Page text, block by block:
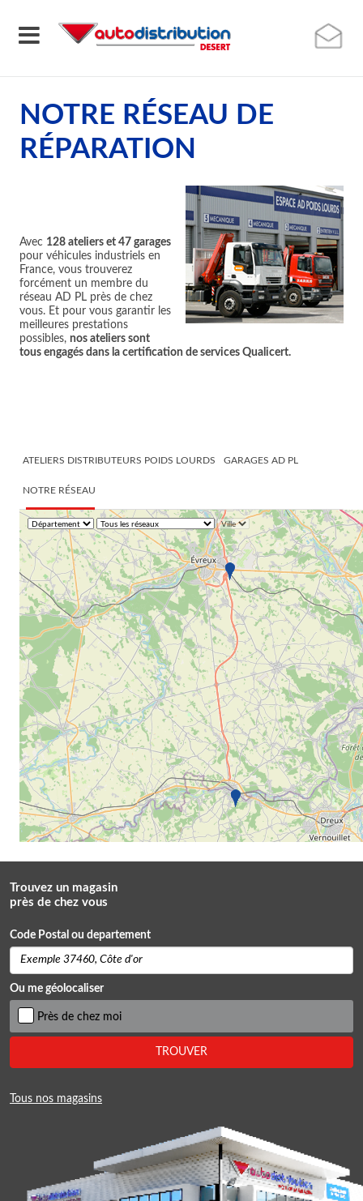
NOTRE RÉSEAU DE
RÉPARATION
Avec 128 ateliers et 47 garages
pour véhicules industriels en
France, vous trouverez
forcément un membre du
réseau AD PL près de chez
vous. Et pour vous garantir les
meilleures prestations
possibles, nos ateliers sont
tous engagés dans la certification de services Qualicert.
ATELIERS DISTRIBUTEURS POIDS LOURDS GARAGES AD PL
NOTRE RÉSEAU
Trouvez un magasin
près de chez vous
Code Postal ou departement
Ou me géolocaliser
Près de chez moi
TROUVER
Tous nos magasins